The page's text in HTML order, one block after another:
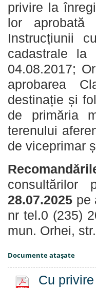
privire la
lor aprobată
Instrucțiunii
cadastrale
04.08.2017;
aprobarea
destinație și
de primăria
terenului
de viceprimar
28.07.2025 pe
nr tel.0 (235)
mun. Orhei,
Documente ataşate
Cu